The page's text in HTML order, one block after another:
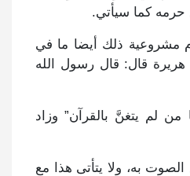
كما سيأتي.
مشروعية ذلك أيضا ما في
قال: قال رسول الله
لم يتغنَّ بالقرآن” وزاد
الصوت به، ولا يتأتى هذا مع